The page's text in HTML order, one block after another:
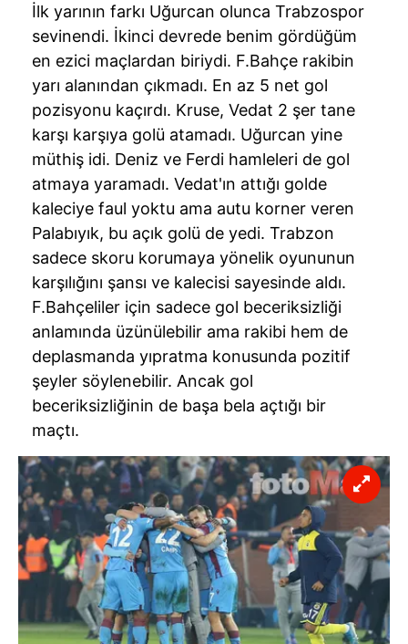
İlk yarının farkı Uğurcan olunca Trabzospor
sevinendi. İkinci devrede benim gördüğüm
en ezici maçlardan biriydi. F.Bahçe rakibin
yarı alanından çıkmadı. En az 5 net gol
pozisyonu kaçırdı. Kruse, Vedat 2 şer tane
karşı karşıya golü atamadı. Uğurcan yine
müthiş idi. Deniz ve Ferdi hamleleri de gol
atmaya yaramadı. Vedat'ın attığı golde
kaleciye faul yoktu ama autu korner veren
Palabıyık, bu açık golü de yedi. Trabzon
sadece skoru korumaya yönelik oyununun
karşılığını şansı ve kalecisi sayesinde aldı.
F.Bahçeliler için sadece gol beceriksizliği
anlamında üzünülebilir ama rakibi hem de
deplasmanda yıpratma konusunda pozitif
şeyler söylenebilir. Ancak gol
beceriksizliğinin de başa bela açtığı bir
maçtı.